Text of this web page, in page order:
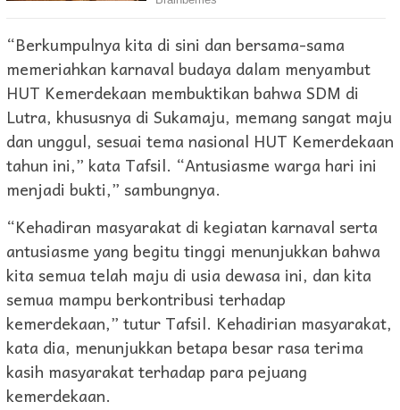
“Berkumpulnya kita di sini dan bersama-sama
memeriahkan karnaval budaya dalam menyambut
HUT Kemerdekaan membuktikan bahwa SDM di
Lutra, khususnya di Sukamaju, memang sangat maju
dan unggul, sesuai tema nasional HUT Kemerdekaan
tahun ini,” kata Tafsil. “Antusiasme warga hari ini
menjadi bukti,” sambungnya.
“Kehadiran masyarakat di kegiatan karnaval serta
antusiasme yang begitu tinggi menunjukkan bahwa
kita semua telah maju di usia dewasa ini, dan kita
semua mampu berkontribusi terhadap
kemerdekaan,” tutur Tafsil. Kehadirian masyarakat,
kata dia, menunjukkan betapa besar rasa terima
kasih masyarakat terhadap para pejuang
kemerdekaan.